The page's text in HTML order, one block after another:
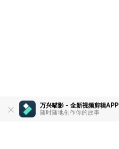
万兴喵影 - 全新视频剪辑APP
随时随地创作你的故事